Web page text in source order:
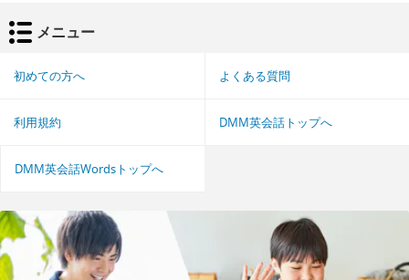
メニュー
初めての方へ よくある質問
利用規約 DMM英会話トップへ
DMM英会話Wordsトップへ